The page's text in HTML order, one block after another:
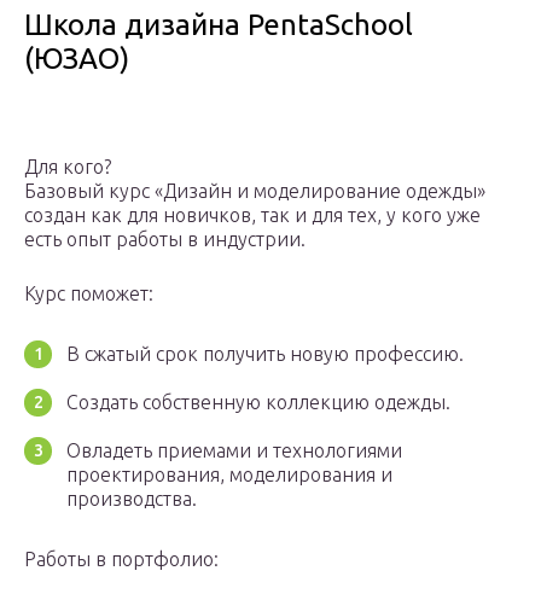
Школа дизайна PentaSchool
(ЮЗАО)
Для кого?
Базовый курс «Дизайн и моделирование одежды»
создан как для новичков, так и для тех, у кого уже
есть опыт работы в индустрии.
Курс поможет:
В сжатый срок получить новую профессию.
Создать собственную коллекцию одежды.
Овладеть приемами и технологиями
проектирования, моделирования и
производства.
Работы в портфолио: